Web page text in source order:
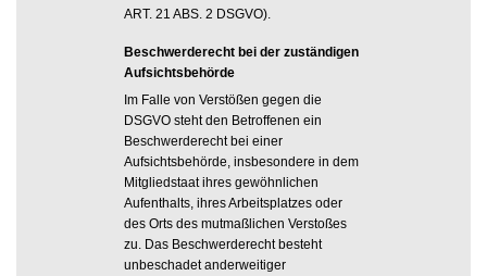
ART. 21 ABS. 2 DSGVO).
Beschwerde­recht bei der zuständigen
Aufsichts­behörde
Im Falle von Verstößen gegen die
DSGVO steht den Betroffenen ein
Beschwerderecht bei einer
Aufsichtsbehörde, insbesondere in dem
Mitgliedstaat ihres gewöhnlichen
Aufenthalts, ihres Arbeitsplatzes oder
des Orts des mutmaßlichen Verstoßes
zu. Das Beschwerderecht besteht
unbeschadet anderweitiger